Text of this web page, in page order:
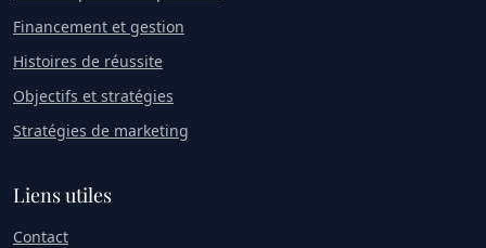
Financement et gestion
Histoires de réussite
Objectifs et stratégies
Stratégies de marketing
Liens utiles
Contact